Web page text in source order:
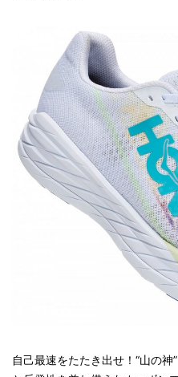
自己最速をたたき出せ！“山の